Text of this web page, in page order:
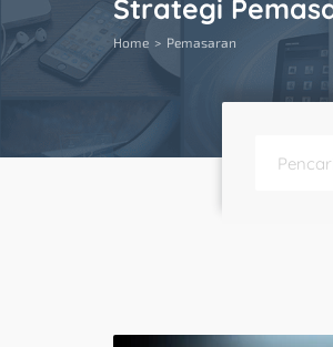
Strategi
Home Pemasaran